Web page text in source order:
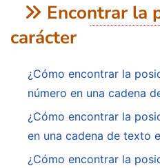
Encontrar la
carácter
¿Cómo encontrar la
número en una cadena
¿Cómo encontrar la
en una cadena de texto
¿Cómo encontrar la